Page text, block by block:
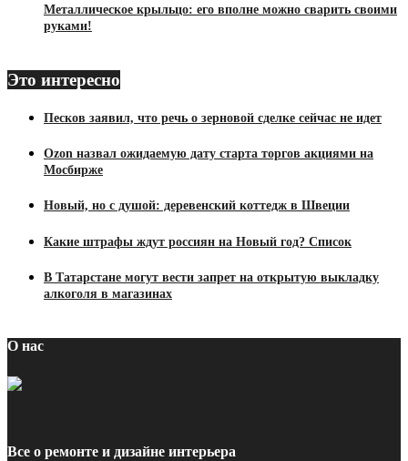
Металлическое крыльцо: его вполне можно сварить своими
руками!
Это интересно
Песков заявил, что речь о зерновой сделке сейчас не идет
Ozon назвал ожидаемую дату старта торгов акциями на
Мосбирже
Новый, но с душой: деревенский коттедж в Швеции
Какие штрафы ждут россиян на Новый год? Список
В Татарстане могут вести запрет на открытую выкладку
алкоголя в магазинах
О нас
Все о ремонте и дизайне интерьера